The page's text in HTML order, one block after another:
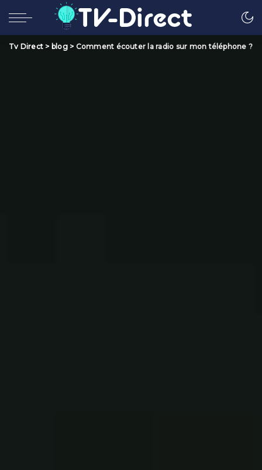
Tv Direct > blog> Comment écouter la radio sur mon téléphone ?